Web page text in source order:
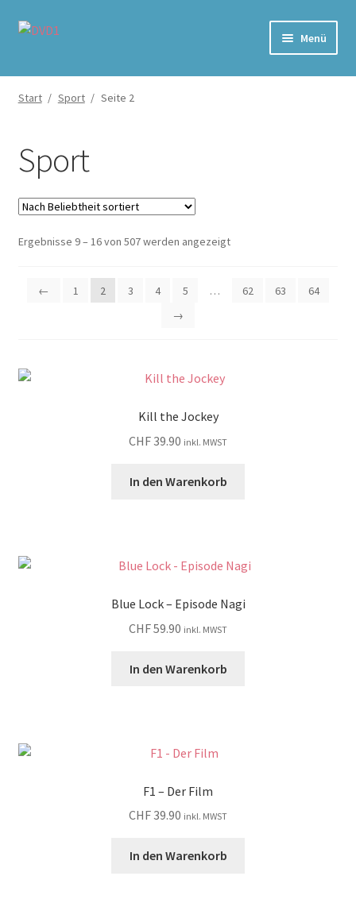
Zur
Zum
Menü
Home
Warenkorb
Start / Sport / Seite 2
Sport
Ergebnisse 9 – 16 von 507 werden angezeigtNach
←
1 2 3 4 5 … 62 63
64
→
Kill the Jockey
CHF39.90 inkl. MWST
In den Warenkorb
Blue Lock – Episode Nagi
CHF59.90 inkl. MWST
In den Warenkorb
F1 – Der Film
CHF39.90 inkl. MWST
In den Warenkorb